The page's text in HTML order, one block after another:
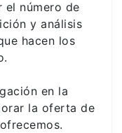
el número de
y análisis
hacen los
en la
la oferta de